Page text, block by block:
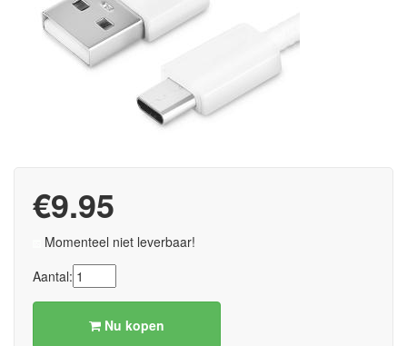
€9.95
Momenteel niet leverbaar!
Aantal:
Nu kopen